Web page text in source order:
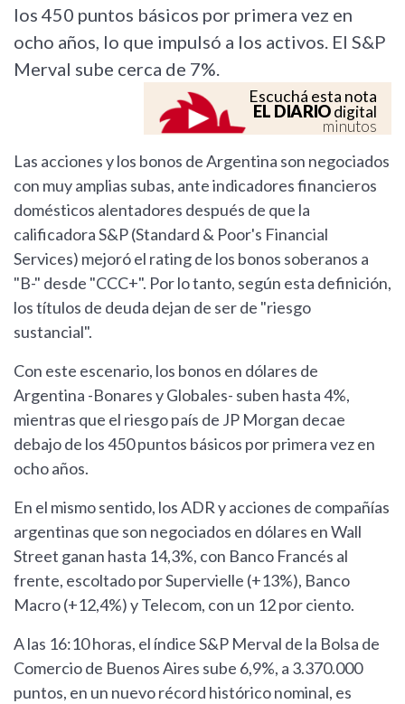
los 450 puntos básicos por primera vez en
ocho años, lo que impulsó a los activos. El S&P
Merval sube cerca de 7%.
Escuchá esta nota
EL DIARIOdigital
minutos
Las acciones y los bonos de Argentina son negociados
con muy amplias subas, ante indicadores financieros
domésticos alentadores después de que la
calificadora S&P (Standard & Poor's Financial
Services) mejoró el rating de los bonos soberanos a
"B-" desde "CCC+". Por lo tanto, según esta definición,
los títulos de deuda dejan de ser de "riesgo
sustancial".
Con este escenario, los bonos en dólares de
Argentina -Bonares y Globales- suben hasta 4%,
mientras que el riesgo país de JP Morgan decae
debajo de los 450 puntos básicos por primera vez en
ocho años.
En el mismo sentido, los ADR y acciones de compañías
argentinas que son negociados en dólares en Wall
Street ganan hasta 14,3%, con Banco Francés al
frente, escoltado por Supervielle (+13%), Banco
Macro (+12,4%) y Telecom, con un 12 por ciento.
A las 16:10 horas, el índice S&P Merval de la Bolsa de
Comercio de Buenos Aires sube 6,9%, a 3.370.000
puntos, en un nuevo récord histórico nominal, es